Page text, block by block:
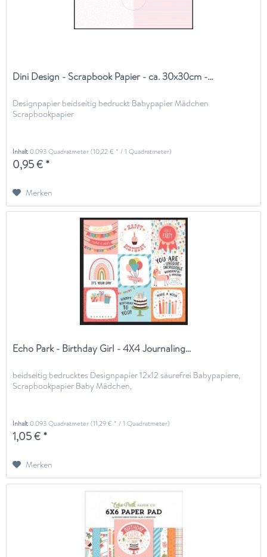
Dini Design - Scrapbook Papier - ca. 30x30cm -...
Designpapier beidseitig bedruckt Babypapier Mädchen
Scrapbookpapier
Inhalt0.093 Quadratmeter(10,22 € * / 1 Quadratmeter)
0,95 € *
Merken
Echo Park - Birthday Girl - 4X4 Journaling...
beidseitig bedrucktes Designpapier 12x12 säurefrei Babypapiere,
Scrapbookpapier Baby Mädchen,
Inhalt0.093 Quadratmeter(11,29 € * / 1 Quadratmeter)
1,05 € *
Merken